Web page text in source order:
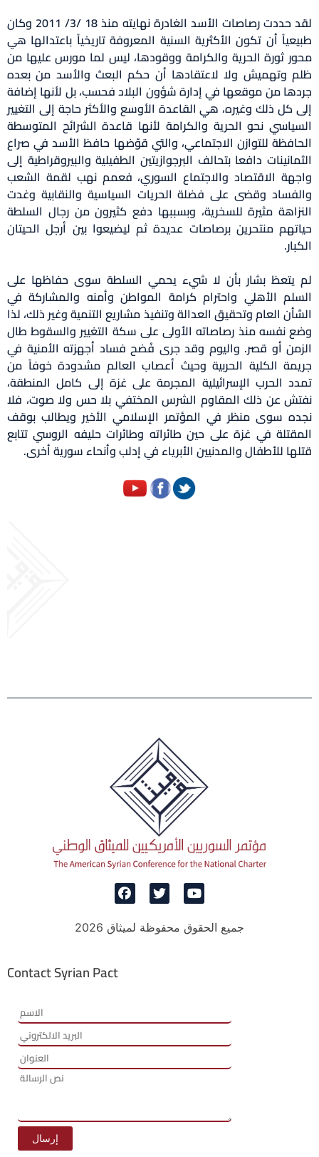
لقد حددت رصاصات الأسد الغادرة نهايته منذ 18 /3/ 2011 وكان
طبيعياً أن تكون الأكثرية السنية المعروفة تاريخياً باعتدالها هي
محور ثورة الحرية والكرامة ووقودها، ليس لما مورس عليها من
ظلم وتهميش ولا لاعتقادها أن حكم البعث والأسد من بعده
جردها من موقعها في إدارة شؤون البلاد فحسب، بل لأنها إضافة
إلى كل ذلك وغيره، هي القاعدة الأوسع والأكثر حاجة إلى التغيير
السياسي نحو الحرية والكرامة لأنها قاعدة الشرائح المتوسطة
الحافظة للتوازن الاجتماعي، والتي قوّضها حافظ الأسد في صراع
الثمانينات دافعا بتحالف البرجوازيتين الطفيلية والبيروقراطية إلى
واجهة الاقتصاد والاجتماع السوري، فعمم نهب لقمة الشعب
والفساد وقضى على فضلة الحريات السياسية والنقابية وغدت
النزاهة مثيرة للسخرية، وبسببها دفع كثيرون من رجال السلطة
حياتهم منتحرين برصاصات عديدة ثم ليضيعوا بين أرجل الحيتان
الكبار.
لم يتعظ بشار بأن لا شيء يحمي السلطة سوى حفاظها على
السلم الأهلي واحترام كرامة المواطن وأمنه والمشاركة في
الشأن العام وتحقيق العدالة وتنفيذ مشاريع التنمية وغير ذلك، لذا
وضع نفسه منذ رصاصاته الأولى على سكة التغيير والسقوط طال
الزمن أو قصر. واليوم وقد جرى فُضح فساد أجهزته الأمنية في
جريمة الكلية الحربية وحيث أعصاب العالم مشدودة خوفاً من
تمدد الحرب الإسرائيلية المجرمة على غزة إلى كامل المنطقة،
نفتش عن ذلك المقاوم الشرس المختفي بلا حس ولا صوت، فلا
نجده سوى منظر في المؤتمر الإسلامي الأخير ويطالب بوقف
المقتلة في غزة على حين طائراته وطائرات حليفه الروسي تتابع
قتلها للأطفال والمدنيين الأبرياء في إدلب وأنحاء سورية أخرى.
جميع الحقوق محفوظة لميثاق 2026
Contact Syrian Pact